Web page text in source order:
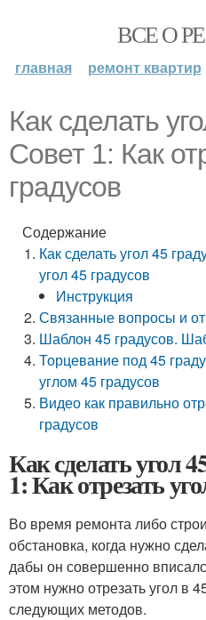
ВСЕ О
главная ремонт квартир
Как сделать
Совет 1: Как
градусов
Содержание
Как сделать угол 45
угол 45 градусов
Инструкция
Связанные вопросы и
Шаблон 45 градусов.
Торцевание под 45
углом 45 градусов
Видео как правильно
градусов
Как сделать угол
1: Как отрезать
Во время ремонта либо
обстановка, когда нужно
дабы он совершенно
этом нужно отрезать угол в
следующих методов.